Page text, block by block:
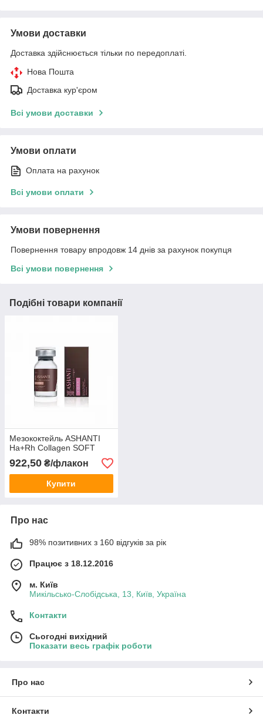
Умови доставки
Доставка здійснюється тільки по передоплаті.
Нова Пошта
Доставка кур'єром
Всі умови доставки
Умови оплати
Оплата на рахунок
Всі умови оплати
Умови повернення
Повернення товару впродовж 14 днів за рахунок покупця
Всі умови повернення
Подібні товари компанії
Мезококтейль ASHANTI
Ha+Rh Collagen SOFT
922,50 ₴/флакон
Купити
Про нас
98% позитивних з 160 відгуків за рік
Працює з 18.12.2016
м. Київ
Микільсько-Слобідська, 13, Київ, Україна
Контакти
Сьогодні вихідний
Показати весь графік роботи
Про нас
Контакти